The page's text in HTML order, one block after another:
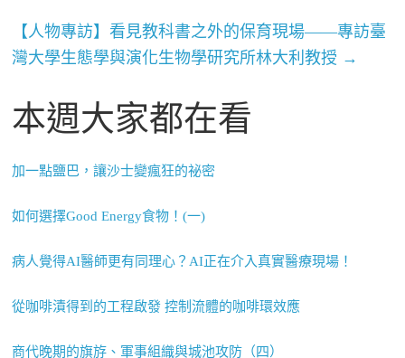
【人物專訪】看見教科書之外的保育現場——專訪臺
灣大學生態學與演化生物學研究所林大利教授 →
本週大家都在看
加一點鹽巴，讓沙士變瘋狂的祕密
如何選擇Good Energy食物！(一)
病人覺得AI醫師更有同理心？AI正在介入真實醫療現場！
從咖啡漬得到的工程啟發 控制流體的咖啡環效應
商代晚期的旗斿、軍事組織與城池攻防（四）